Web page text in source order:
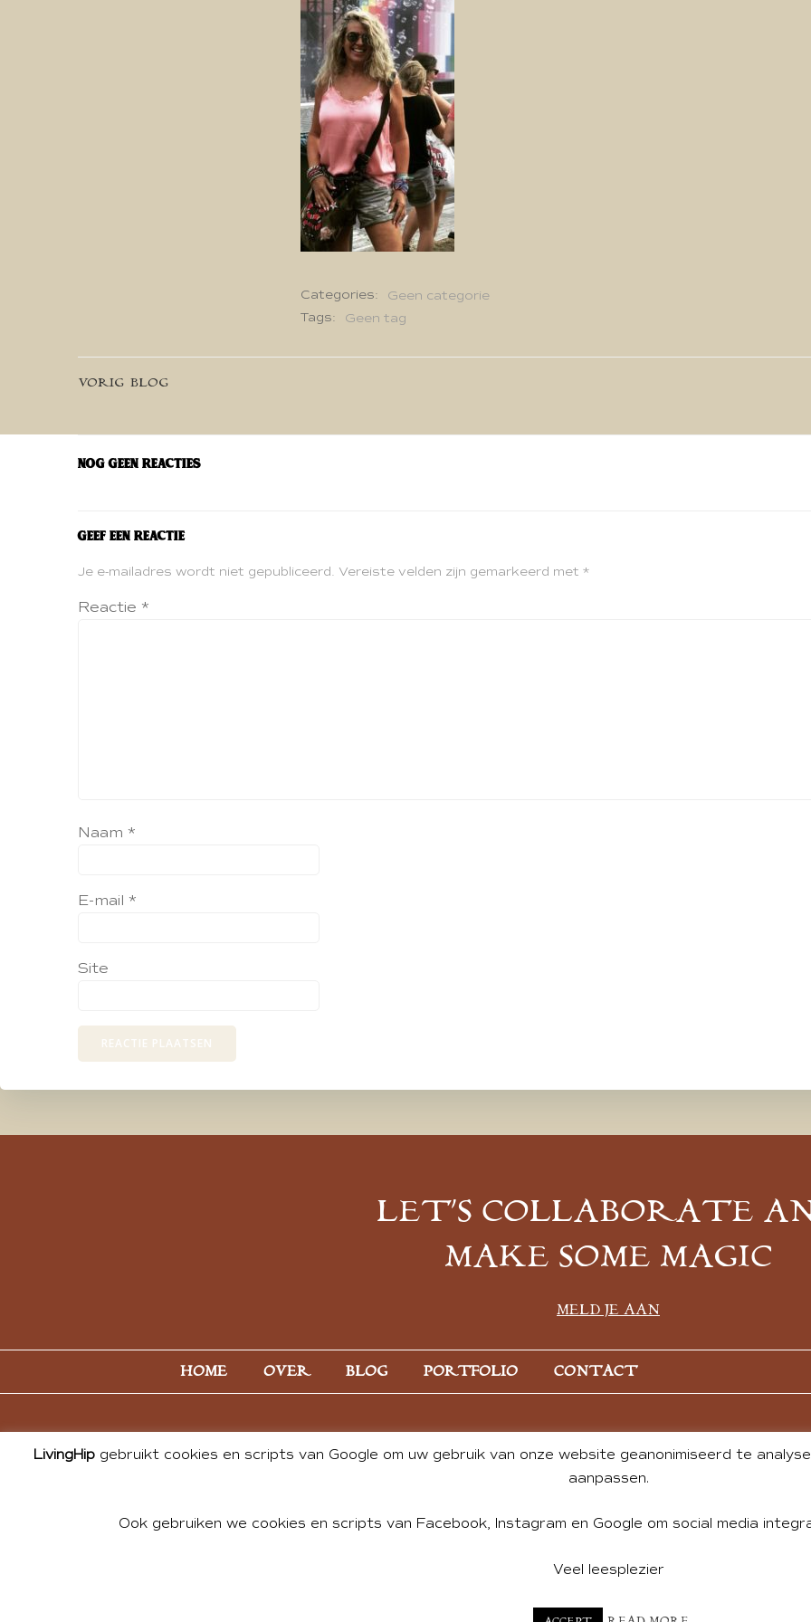
Categories:
Geen categorie
Tags:
Geen tag
Bericht
navigatie
VORIG BLOG
Nog geen reacties
Geef een reactie
Je e-mailadres wordt niet gepubliceerd. Vereiste velden zijn gemarkeerd met *
Reactie *
Naam *
E-mail *
Site
LET’S COLLABORATE
MAKE SOME MAGIC
MELD JE AAN
HOME OVER BLOG PORTFOLIO CONTACT
© 2026 ALL PHOTOS & CONTENT BY ANDREA DE GROOT. WEBSITE DESIGN BY
LivingHip gebruikt cookies en scripts van Google om uw gebruik van onze website geanonimiseerd te
aanpassen.
Ook gebruiken we cookies en scripts van Facebook, Instagram en Google om social media
Veel leesplezier